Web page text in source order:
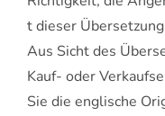
t dieser
Aus Sicht des
Kauf- oder
Sie die englische